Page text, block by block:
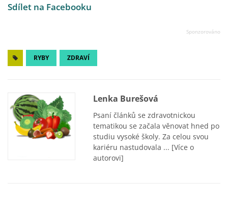
Sdílet na Facebooku
RYBY ZDRAVÍ
Lenka Burešová
Psaní článků se zdravotnickou
tematikou se začala věnovat hned po
studiu vysoké školy. Za celou svou
kariéru nastudovala ... [Více o
autorovi]